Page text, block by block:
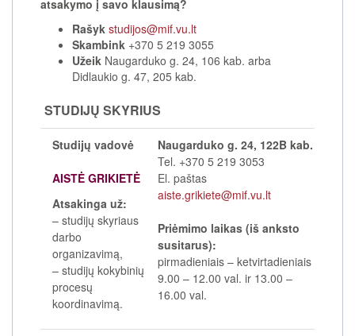
atsakymo į savo klausimą?
Rašyk studijos@mif.vu.lt
Skambink +370 5 219 3055
Užeik Naugarduko g. 24, 106 kab. arba
Didlaukio g. 47, 205 kab.
STUDIJŲ SKYRIUS
Studijų vadovė
AISTĖ GRIKIETĖ
Atsakinga už:
– studijų skyriaus
darbo
organizavimą,
– studijų kokybinių
procesų
koordinavimą.
Naugarduko g. 24, 122B kab.
Tel. +370 5 219 3053
El. paštas
aiste.grikiete@mif.vu.lt
Priėmimo laikas (iš anksto
susitarus):
pirmadieniais – ketvirtadieniais
9.00 – 12.00 val. ir 13.00 –
16.00 val.